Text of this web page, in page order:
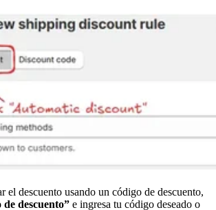
el descuento usando un código de descuento,
de descuento” e ingresa tu código deseado o